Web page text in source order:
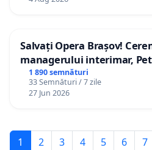
Salvați Opera Brașov!
managerului interimar,
1 890 semnături
33 Semnături / 7 zile
27 Jun 2026
1 2 3 4 5 6 7